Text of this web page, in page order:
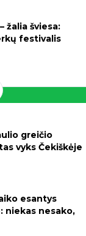
žalia šviesa:
festivalis
greičio
vyks Čekiškėje
esantys
niekas nesako,